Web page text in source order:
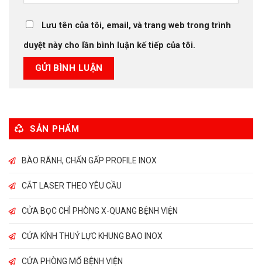
Lưu tên của tôi, email, và trang web trong trình
duyệt này cho lần bình luận kế tiếp của tôi.
SẢN PHẨM
BÀO RÃNH, CHẤN GẤP PROFILE INOX
CẮT LASER THEO YÊU CẦU
CỬA BỌC CHÌ PHÒNG X-QUANG BỆNH VIỆN
CỬA KÍNH THUỶ LỰC KHUNG BAO INOX
CỬA PHÒNG MỔ BỆNH VIỆN